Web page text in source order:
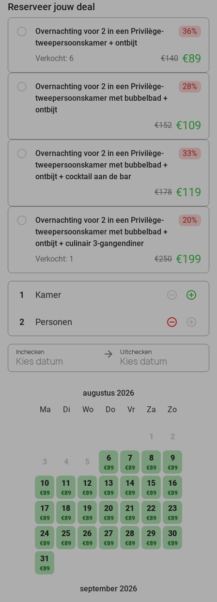
Reserveer jouw deal
Overnachting voor 2 in een Privilège-
tweepersoonskamer + ontbijt
36%
Verkocht: 6 €140 €89
Overnachting voor 2 in een Privilège-
tweepersoonskamer met bubbelbad +
ontbijt
28%
€152 €109
Overnachting voor 2 in een Privilège-
tweepersoonskamer met bubbelbad +
ontbijt + cocktail aan de bar
33%
€178 €119
Overnachting voor 2 in een Privilège-
tweepersoonskamer met bubbelbad +
ontbijt + culinair 3-gangendiner
20%
Verkocht: 1 €250 €199
1 Kamer remove_circle_outline add_circle_outline
2 Personen remove_circle_outline add_circle_outline
Inchecken
Kies datum
Uitchecken
Kies datum
augustus 2026
Ma
Di Wo Do Vr Za Zo
1 2
3 4 5 6
€89
7
€89
8
€89
9
€89
10
€89
11
€89
12
€89
13
€89
14
€89
15
€89
16
€89
17
€89
18
€89
19
€89
20
€89
21
€89
22
€89
23
€89
24
€89
25
€89
26
€89
27
€89
28
€89
29
€89
30
€89
31
€89
september 2026